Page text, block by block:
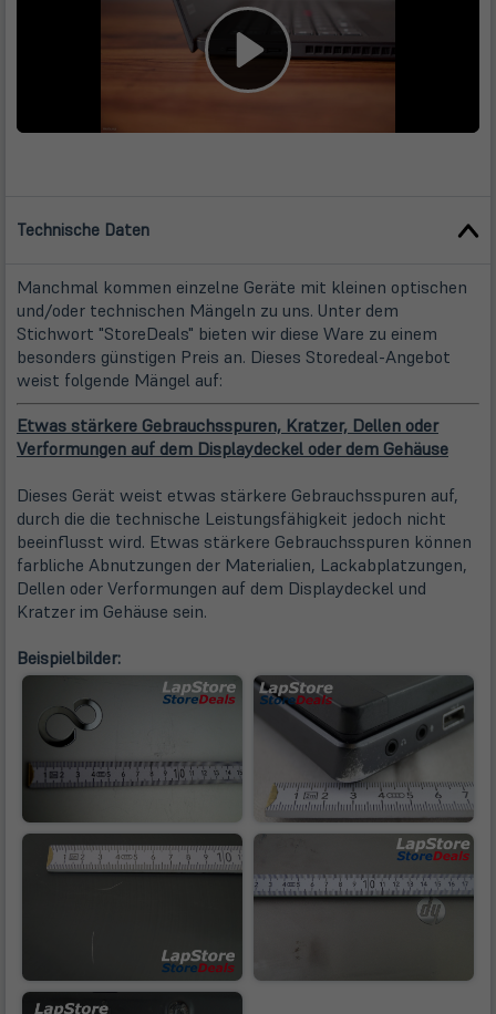
Technische Daten
Manchmal kommen einzelne Geräte mit kleinen optischen
und/oder technischen Mängeln zu uns. Unter dem
Stichwort "StoreDeals" bieten wir diese Ware zu einem
besonders günstigen Preis an. Dieses Storedeal-Angebot
weist folgende Mängel auf:
Etwas stärkere Gebrauchsspuren, Kratzer, Dellen oder
Verformungen auf dem Displaydeckel oder dem Gehäuse
Dieses Gerät weist etwas stärkere Gebrauchsspuren auf,
durch die die technische Leistungsfähigkeit jedoch nicht
beeinflusst wird. Etwas stärkere Gebrauchsspuren können
farbliche Abnutzungen der Materialien, Lackabplatzungen,
Dellen oder Verformungen auf dem Displaydeckel und
Kratzer im Gehäuse sein.
Beispielbilder: